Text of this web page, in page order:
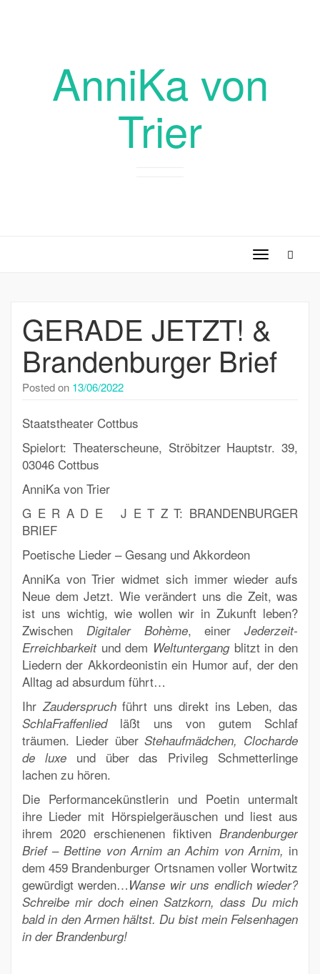
AnniKa von
Trier
Toggle
GERADE JETZT! &
Brandenburger Brief
Posted on 13/06/2022
Staatstheater Cottbus
Spielort: Theaterscheune, Ströbitzer Hauptstr. 39,
03046 Cottbus
AnniKa von Trier
G E R A D E J E T Z T: BRANDENBURGER
BRIEF
Poetische Lieder – Gesang und Akkordeon
AnniKa von Trier widmet sich immer wieder aufs
Neue dem Jetzt. Wie verändert uns die Zeit, was
ist uns wichtig, wie wollen wir in Zukunft leben?
Zwischen Digitaler Bohème, einer Jederzeit-
Erreichbarkeitund dem Weltuntergangblitzt in den
Liedern der Akkordeonistin ein Humor auf, der den
Alltag ad absurdum führt…
IhrZauderspruchführt uns direkt ins Leben, das
SchlaFraffenliedläßt uns von gutem Schlaf
träumen. Lieder überStehaufmädchen, Clocharde
de luxeund über das Privileg Schmetterlinge
lachen zu hören.
Die Performancekünstlerin und Poetin untermalt
ihre Lieder mit Hörspielgeräuschen und liest aus
ihrem 2020 erschienenen fiktiven Brandenburger
Brief–Bettine von Arnim an Achim von Arnim, in
dem 459 Brandenburger Ortsnamen voller Wortwitz
gewürdigt werden…Wanse wir uns endlich wieder?
Schreibe mir doch einen Satzkorn, dass Du mich
bald in den Armen hältst. Du bist mein Felsenhagen
in derBrandenburg!